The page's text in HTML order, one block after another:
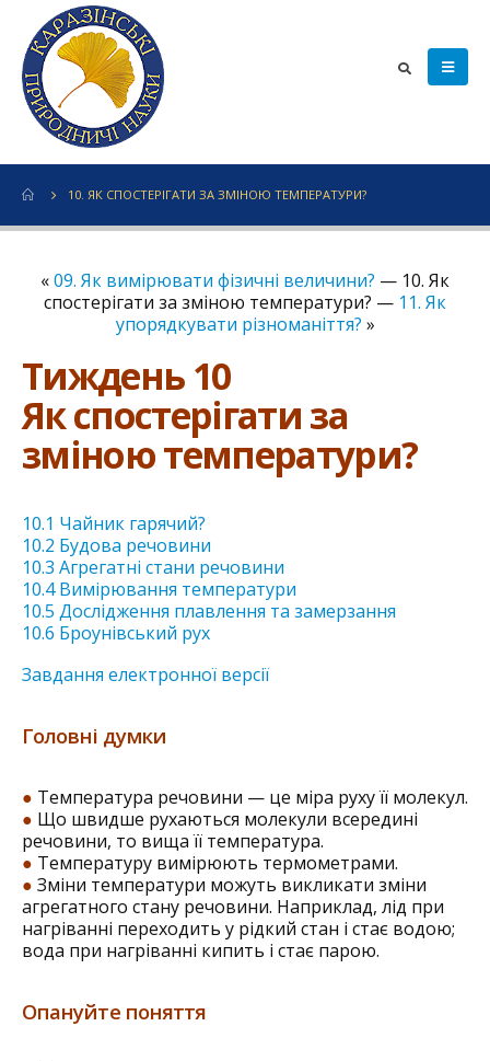
10. ЯК СПОСТЕРІГАТИ ЗА ЗМІНОЮ ТЕМПЕРАТУРИ?
«09. Як вимірювати фізичні величини? — 10. Як
спостерігати за зміною температури? — 11. Як
упорядкувати різноманіття? »
Тиждень 10
Як спостерігати за
зміною температури?
10.1 Чайник гарячий?
10.2 Будова речовини
10.3 Агрегатні стани речовини
10.4 Вимірювання температури
10.5 Дослідження плавлення та замерзання
10.6 Броунівський рух
Завдання електронної версії
Головні думки
● Температура речовини — це міра руху її молекул.
● Що швидше рухаються молекули всередині
речовини, то вища її температура.
● Температуру вимірюють термометрами.
● Зміни температури можуть викликати зміни
агрегатного стану речовини. Наприклад, лід при
нагріванні переходить у рідкий стан і стає водою;
вода при нагріванні кипить і стає парою.
Опануйте поняття